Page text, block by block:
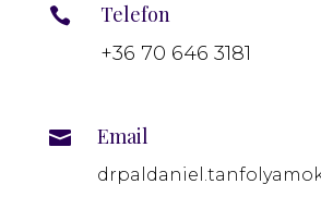
 Telefon
+36 70 646 3181
 Email